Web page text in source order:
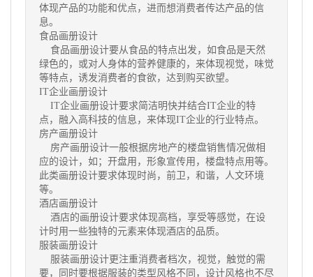
体现产品的功能和优点，进而想消费者传达产品的信
息。
食品画册设计
食品画册设计要从食品的特点出发，如食品是天然
绿色的，或对人身体的营养健康的，来体现视觉，味觉
等特点，诱发消费者的食欲，达到购买欲望。
IT企业画册设计
IT企业画册设计要求简洁明快并结合IT企业的特
点，融入高科技的信息，来体现IT企业的行业特点。
房产画册设计
房产画册设计一般根据房地产的楼盘销售情况做相
应的设计，如；开盘用，形象宣传用，楼盘特点用等。
此类画册设计要求体现时尚，前卫，和谐，人文环境
等。
酒店画册设计
酒店的画册设计要求体现高档，享受等感觉，在设
计时用一些独特的元素来体现酒店的品质。
服装画册设计
服装画册设计更注重消费者档次，视觉，触觉的需
要，同时要根据服装的类型风格不同，设计风格也不尽